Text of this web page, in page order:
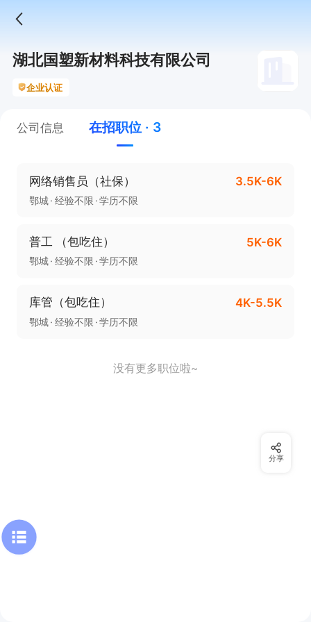
湖北国塑新材料科技有限公司
企业认证
公司信息 在招职位 · 3
网络销售员（社保） 3.5K-6K
鄂城 经验不限 学历不限
普工 （包吃住） 5K-6K
鄂城 经验不限 学历不限
库管（包吃住） 4K-5.5K
鄂城 经验不限 学历不限
没有更多职位啦~
分享